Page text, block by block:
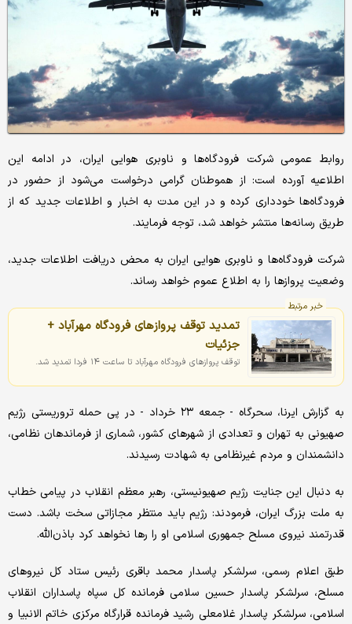
روابط عمومی شرکت فرودگاه‌ها و ناوبری هوایی ایران، در ادامه این
اطلاعیه آورده است: از هموطنان گرامی درخواست می‌شود از حضور در
فرودگاه‌ها خودداری کرده و در این مدت به اخبار و اطلاعات جدید که از
طریق رسانه‌ها منتشر خواهد شد، توجه فرمایند.
شرکت فرودگاه‌ها و ناوبری هوایی ایران به محض دریافت اطلاعات جدید،
وضعیت پروازها را به اطلاع عموم خواهد رساند.
خبر مرتبط
تمدید توقف پروازهای فرودگاه مهرآباد +
جزئیات
توقف پروازهای فرودگاه مهرآباد تا ساعت ۱۴ فردا تمدید شد.
به گزارش ایرنا، سحرگاه - جمعه ۲۳ خرداد - در پی حمله تروریستی رژیم
صهیونی به تهران و تعدادی از شهرهای کشور، شماری از فرماندهان نظامی،
دانشمندان و مردم غیرنظامی به شهادت رسیدند.
به دنبال این جنایت رژیم صهیونیستی، رهبر معظم انقلاب در پیامی خطاب
به ملت بزرگ ایران، فرمودند: رژیم باید منتظر مجازاتی سخت باشد. دست
قدرتمند نیروی مسلح جمهوری اسلامی او را رها نخواهد کرد باذن‌الله.
طبق اعلام رسمی، سرلشکر پاسدار محمد باقری رئیس ستاد کل نیروهای
مسلح، سرلشکر پاسدار حسین سلامی فرمانده کل سپاه پاسداران انقلاب
اسلامی، سرلشکر پاسدار غلامعلی رشید فرمانده قرارگاه مرکزی خاتم الانبیا و